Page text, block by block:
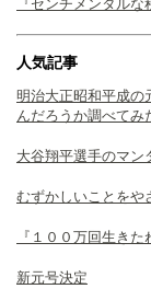
『センチメンタル
人気記事
明治大正昭和平成の
んだろうか調べてみ
大谷翔平選手のマン
むずかしいことをや
『１００万回生き
新元号決定